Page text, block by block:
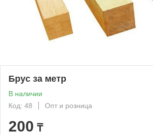
Брус за метр
В наличии
Код: 48
Опт и розница
200 ₸